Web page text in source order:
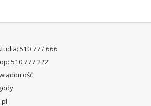
510 777 666
510 777 222